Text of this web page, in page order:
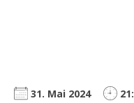
31. Mai 2024